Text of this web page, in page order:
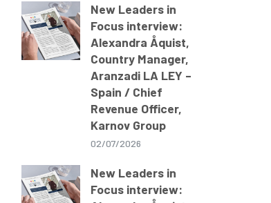
New Leaders in
Focus interview:
Alexandra Åquist,
Country Manager,
Aranzadi LA LEY –
Spain / Chief
Revenue Officer,
Karnov Group
02/07/2026
New Leaders in
Focus interview: